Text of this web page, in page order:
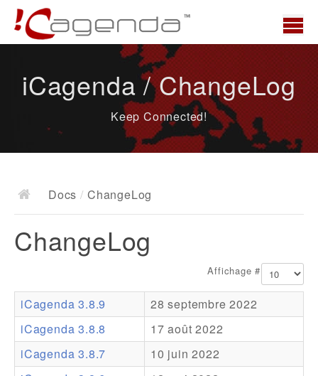
News
Docs
Documentation
Ressources
Addons
Theme Packs
iCagenda / ChangeLog
Keep Connected!
Docs / ChangeLog
ChangeLog
Affichage #
iCagenda 3.8.9
28 septembre 2022
iCagenda 3.8.8
17 août 2022
iCagenda 3.8.7
10 juin 2022